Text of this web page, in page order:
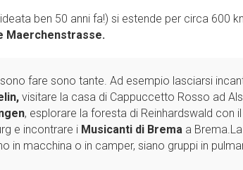
ben 50 anni fa!) si estende per circa 600
Maerchenstrasse.
fare sono tante. Ad esempio lasciarsi
visitare la casa di Cappuccetto Rosso ad
, esplorare la foresta di Reinhardswald con
e incontrare i Musicanti di Brema a
in macchina o in camper, siano gruppi in